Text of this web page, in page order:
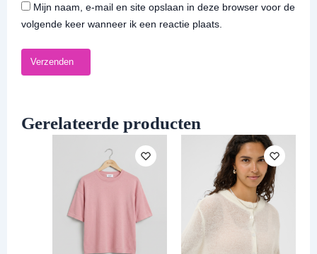
Mijn naam, e-mail en site opslaan in deze browser voor de
volgende keer wanneer ik een reactie plaats.
Gerelateerde producten